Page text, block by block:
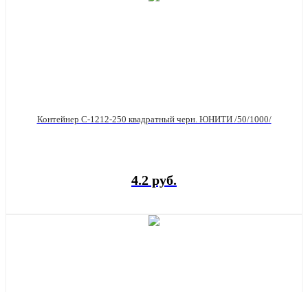
Контейнер С-1212-250 квадратный черн. ЮНИТИ /50/1000/
4.2 руб.